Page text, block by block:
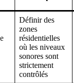
Définir des
zones
résidentielles
où les niveaux
sonores sont
strictement
contrôlés